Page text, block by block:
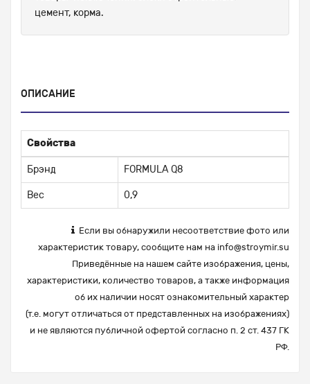
цемент, корма.
ОПИСАНИЕ
Свойства
Брэнд FORMULA Q8
Вес 0,9
Если вы обнаружили несоответствие фото или
характеристик товару, сообщите нам на info@stroymir.su
Приведённые на нашем сайте изображения, цены,
характеристики, количество товаров, а также информация
об их наличии носят ознакомительный характер
(т.е. могут отличаться от представленных на изображениях)
и не являются публичной офертой согласно п. 2 ст. 437 ГК
РФ.